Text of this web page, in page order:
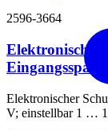
2596-3664
Elektronischer
Elektronischer
V; einstellbar 1 …